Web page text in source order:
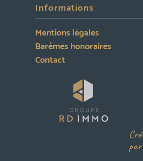
Informations
Mentions légales
Barèmes honoraires
Contact